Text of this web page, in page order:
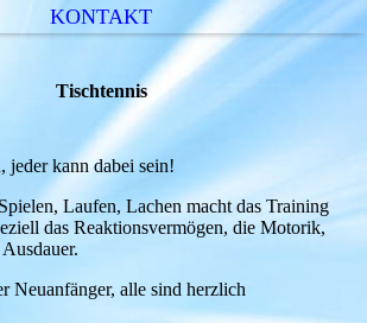
KONTAKT
Tischtennis
jeder kann dabei sein!
Laufen, Lachen macht das Training
das Reaktionsvermögen, die Motorik,
Neuanfänger, alle sind herzlich